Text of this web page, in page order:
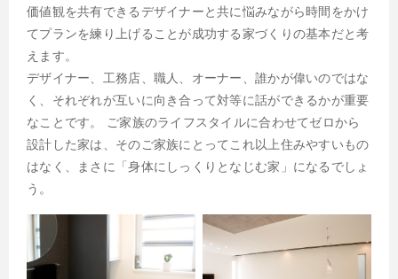
価値観を共有できるデザイナーと共に悩みながら時間をかけ
てプランを練り上げることが成功する家づくりの基本だと考
えます。
デザイナー、工務店、職人、オーナー、誰かが偉いのではな
く、それぞれが互いに向き合って対等に話ができるかが重要
なことです。 ご家族のライフスタイルに合わせてゼロから
設計した家は、そのご家族にとってこれ以上住みやすいもの
はなく、まさに「身体にしっくりとなじむ家」になるでしょ
う。